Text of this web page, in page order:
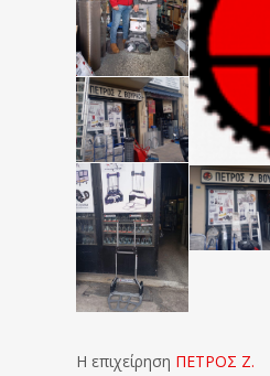
Η επιχείρηση ΠΕΤΡΟΣ Ζ.